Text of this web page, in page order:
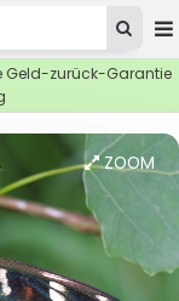
Geld-zurück-Garantie
ZOOM